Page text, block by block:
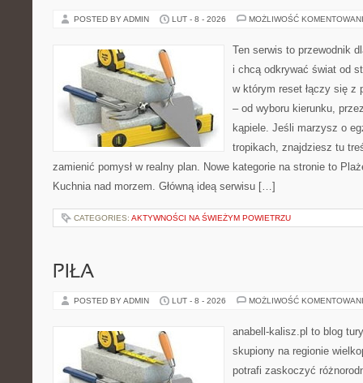
POSTED BY ADMIN LUT - 8 - 2026 MOŻLIWOŚĆ
Ten serwis to przewodnik
i chcą odkrywać świat od
w którym reset łączy się z
– od wyboru kierunku,
kąpiele. Jeśli marzysz o
tropikach, znajdziesz tu
zamienić pomysł w realny plan. Nowe kategorie na stronie to
Kuchnia nad morzem. Główną ideą serwisu […]
CATEGORIES: AKTYWNOŚCI NA ŚWIEŻYM POWIETRZU
PIŁA
POSTED BY ADMIN LUT - 8 - 2026 MOŻLIWOŚĆ
anabell-kalisz.pl to blog
skupiony na regionie
potrafi zaskoczyć